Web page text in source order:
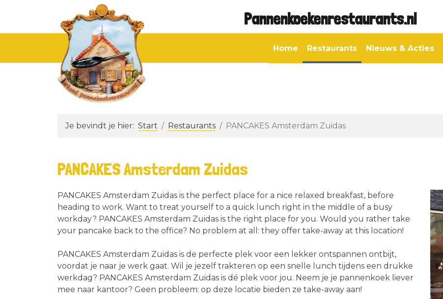
Pannenkoekenrestaurants.nl
Home Restaurants Nieuws & Acties
Je bevindt je hier: Start Restaurants PANCAKES Amsterdam Zuidas
PANCAKES Amsterdam Zuidas
PANCAKES Amsterdam Zuidas is the perfect place for a nice relaxed breakfast, before
heading to work. Want to treat yourself to a quick lunch right in the middle of a busy
workday? PANCAKES Amsterdam Zuidas is the right place for you. Would you rather take
your pancake back to the office? No problem at all: they offer take-away at this location!
PANCAKES Amsterdam Zuidas is de perfecte plek voor een lekker ontspannen ontbijt,
voordat je naar je werk gaat. Wil je jezelf trakteren op een snelle lunch tijdens een drukke
werkdag? PANCAKES Amsterdam Zuidas is dé plek voor jou. Neem je je pannenkoek liever
mee naar kantoor? Geen probleem: op deze locatie bieden ze take-away aan!